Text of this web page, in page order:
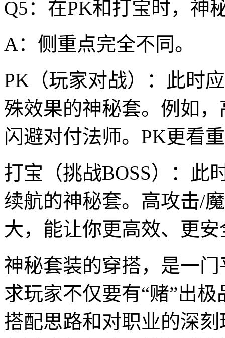
Q5：在PK和打宝时，神
A：侧重点完全不同。
PK（玩家对战）：此时
殊效果的神秘套。例如
闪避对付法师。PK更看
打宝（挑战BOSS）：此
续航的神秘套。高攻击/
大，能让你更高效、更安
神秘套装的穿搭，是一
求玩家不仅要有“赌”出
搭配思路和对职业的深